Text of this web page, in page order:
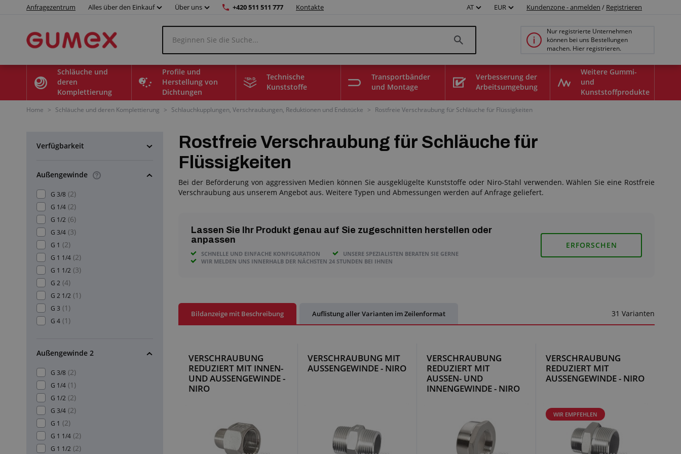
Anfragezentrum Alles über den Einkauf Über uns +420 511 511 777 Kontakte AT EUR Kundenzone - anmelden / Registrieren
Nur registrierte Unternehmen
können bei uns Bestellungen
machen. Hier registrieren.
Schläuche und
deren
Komplettierung
Profile und
Herstellung von
Dichtungen
Technische
Kunststoffe
Transportbänder
und Montage
Verbesserung der
Arbeitsumgebung
Weitere Gummi-
und
Kunststoffprodukte
Home > Schläuche und deren Komplettierung > Schlauchkupplungen, Verschraubungen, Reduktionen und Endstücke > Rostfreie Verschraubung für Schläuche für Flüssigkeiten
Verfügbarkeit
Außengewinde
G 3/8 (2)
G 1/4 (2)
G 1/2 (6)
G 3/4 (3)
G 1 (2)
G 1 1/4 (2)
G 1 1/2 (3)
G 2 (4)
G 2 1/2 (1)
G 3 (1)
G 4 (1)
Außengewinde 2
G 3/8 (2)
G 1/4 (1)
G 1/2 (2)
G 3/4 (2)
G 1 (2)
G 1 1/4 (2)
G 1 1/2 (2)
Rostfreie Verschraubung für Schläuche für
Flüssigkeiten
Bei der Beförderung von aggressiven Medien können Sie ausgeklügelte Kunststoffe oder Niro-Stahl verwenden. Wählen Sie eine Rostfreie
Verschraubung aus unserem Angebot aus. Weitere Typen und Abmessungen werden auf Anfrage geliefert.
Lassen Sie Ihr Produkt genau auf Sie zugeschnitten herstellen oder
anpassen
SCHNELLE UND EINFACHE KONFIGURATION
UNSERE SPEZIALISTEN BERATEN SIE GERNE
WIR MELDEN UNS INNERHALB DER NÄCHSTEN 24 STUNDEN BEI IHNEN
ERFORSCHEN
Bildanzeige mit Beschreibung Auflistung aller Varianten im Zeilenformat 31 Varianten
VERSCHRAUBUNG
REDUZIERT MIT INNEN-
UND AUSSENGEWINDE -
NIRO
VERSCHRAUBUNG MIT
AUSSENGEWINDE - NIRO
VERSCHRAUBUNG
REDUZIERT MIT
AUSSEN- UND
INNENGEWINDE - NIRO
VERSCHRAUBUNG
REDUZIERT MIT
AUSSENGEWINDE - NIRO
WIR EMPFEHLEN